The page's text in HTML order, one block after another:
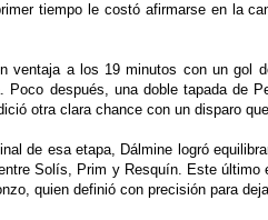
tiempo le costó afirmarse en la
ventaja a los 19 minutos con un gol
Poco después, una doble tapada de
otra clara chance con un disparo
de esa etapa, Dálmine logró
Solís, Prim y Resquín. Este último
quien definió con precisión para